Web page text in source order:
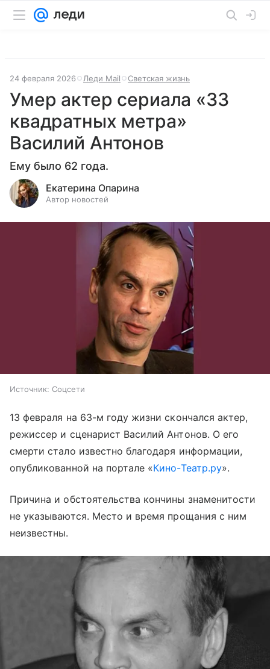
24 февраля 2026 Леди Mail Светская жизнь
Умер актер сериала «33
квадратных метра»
Василий Антонов
Ему было 62 года.
Екатерина Опарина
Автор новостей
Источник: Соцсети
13 февраля на 63-м году жизни скончался актер,
режиссер и сценарист Василий Антонов. О его
смерти стало известно благодаря информации,
опубликованной на портале «Кино-Театр.ру».
Причина и обстоятельства кончины знаменитости
не указываются. Место и время прощания с ним
неизвестны.